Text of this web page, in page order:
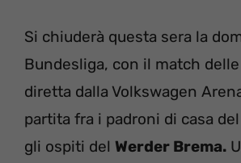
Si chiuderà questa sera la
Bundesliga, con il match
diretta dalla Volkswagen
partita fra i padroni di casa del
gli ospiti del Werder Brema.